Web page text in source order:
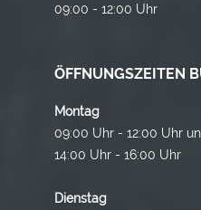
09:00 - 12:00 Uhr
ÖFFNUNGSZEITEN
Montag
09:00 Uhr - 12:00 Uhr
14:00 Uhr - 16:00 Uhr
Dienstag